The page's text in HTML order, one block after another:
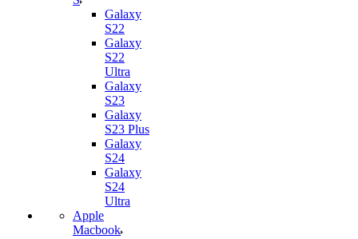
Galaxy
S22
Galaxy
S22
Ultra
Galaxy
S23
Galaxy
S23 Plus
Galaxy
S24
Galaxy
S24
Ultra
Apple
Macbook